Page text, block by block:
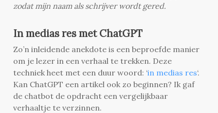
zodat mijn naam als schrijver wordt gered.
In medias res met ChatGPT
Zo’n inleidende anekdote is een beproefde manier
om je lezer in een verhaal te trekken. Deze
techniek heet met een duur woord: ‘in medias res‘.
Kan ChatGPT een artikel ook zo beginnen? Ik gaf
de chatbot de opdracht een vergelijkbaar
verhaaltje te verzinnen.